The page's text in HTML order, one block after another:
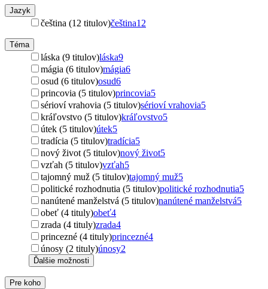
Jazyk
čeština (12 titulov)čeština12
Téma
láska (9 titulov)láska9
mágia (6 titulov)mágia6
osud (6 titulov)osud6
princovia (5 titulov)princovia5
sérioví vrahovia (5 titulov)sérioví vrahovia5
kráľovstvo (5 titulov)kráľovstvo5
útek (5 titulov)útek5
tradícia (5 titulov)tradícia5
nový život (5 titulov)nový život5
vzťah (5 titulov)vzťah5
tajomný muž (5 titulov)tajomný muž5
politické rozhodnutia (5 titulov)politické rozhodnutia5
nanútené manželstvá (5 titulov)nanútené manželstvá5
obeť (4 tituly)obeť4
zrada (4 tituly)zrada4
princezné (4 tituly)princezné4
únosy (2 tituly)únosy2
Ďalšie možnosti
Pre koho